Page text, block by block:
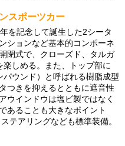
スポーツカー
を記念して誕生した2シータ
ションなど基本的コンポーネ
閉式で、クローズド、タルガ
楽しめる。また、トップ部に
ウンド）と呼ばれる樹脂成型
つきを抑えるとともに遮音性
ウインドウは塩ビ製ではなく
あることも大きなポイント
テアリングなども標準装備。